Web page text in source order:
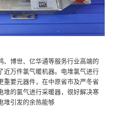
、博世、亿华通等服务行业高端的
近万件氯气暖机器。电堆氯气进行
重要元器件，在中原省市及严冬省
堆的氯气进行采暖器，很好解决寒
堆引发的余热能够